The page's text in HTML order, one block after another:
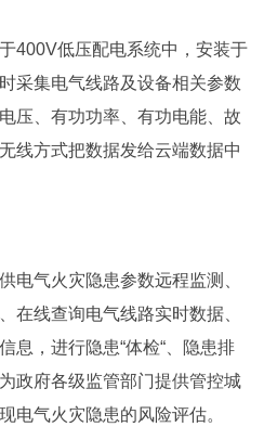
400V低压配电系统中，安装于
采集电气线路及设备相关参数
压、有功功率、有功电能、故
线方式把数据发给云端数据中
电气火灾隐患参数远程监测、
在线查询电气线路实时数据、
息，进行隐患“体检“、隐患排
政府各级监管部门提供管控城
电气火灾隐患的风险评估。